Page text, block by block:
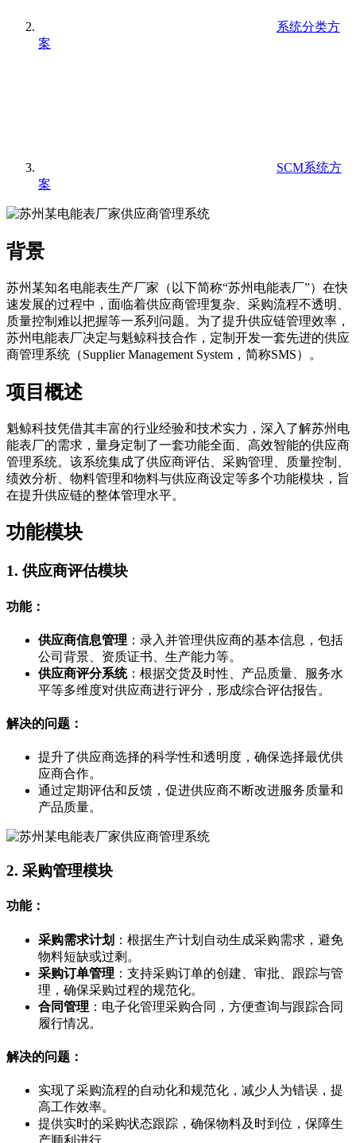
系统分类方
案
SCM系统方
案
背景
苏州某知名电能表生产厂家（以下简称“苏州电能表厂”）在快
速发展的过程中，面临着供应商管理复杂、采购流程不透明、
质量控制难以把握等一系列问题。为了提升供应链管理效率，
苏州电能表厂决定与魁鲸科技合作，定制开发一套先进的供应
商管理系统（Supplier Management System，简称SMS）。
项目概述
魁鲸科技凭借其丰富的行业经验和技术实力，深入了解苏州电
能表厂的需求，量身定制了一套功能全面、高效智能的供应商
管理系统。该系统集成了供应商评估、采购管理、质量控制、
绩效分析、物料管理和物料与供应商设定等多个功能模块，旨
在提升供应链的整体管理水平。
功能模块
1. 供应商评估模块
功能：
供应商信息管理 ：录入并管理供应商的基本信息，包括
公司背景、资质证书、生产能力等。
供应商评分系统：根据交货及时性、产品质量、服务水
平等多维度对供应商进行评分，形成综合评估报告。
解决的问题：
提升了供应商选择的科学性和透明度，确保选择最优供
应商合作。
通过定期评估和反馈，促进供应商不断改进服务质量和
产品质量。
2. 采购管理模块
功能：
采购需求计划 ：根据生产计划自动生成采购需求，避免
物料短缺或过剩。
采购订单管理 ：支持采购订单的创建、审批、跟踪与管
理，确保采购过程的规范化。
合同管理 ：电子化管理采购合同，方便查询与跟踪合同
履行情况。
解决的问题：
实现了采购流程的自动化和规范化，减少人为错误，提
高工作效率。
提供实时的采购状态跟踪，确保物料及时到位，保障生